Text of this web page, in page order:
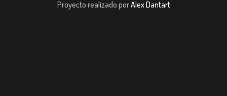
Proyecto realizado porAlex Dantart